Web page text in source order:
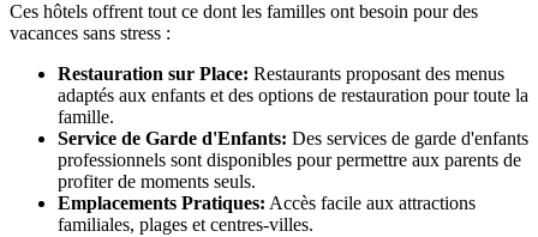
Ces hôtels offrent tout ce dont les familles ont besoin pour des
vacances sans stress :
Restauration sur Place: Restaurants proposant des menus
adaptés aux enfants et des options de restauration pour toute la
famille.
Service de Garde d'Enfants: Des services de garde d'enfants
professionnels sont disponibles pour permettre aux parents de
profiter de moments seuls.
Emplacements Pratiques: Accès facile aux attractions
familiales, plages et centres-villes.